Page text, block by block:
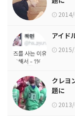
アイド
クレヨ
題に